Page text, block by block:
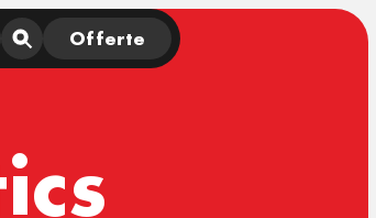
Offerte